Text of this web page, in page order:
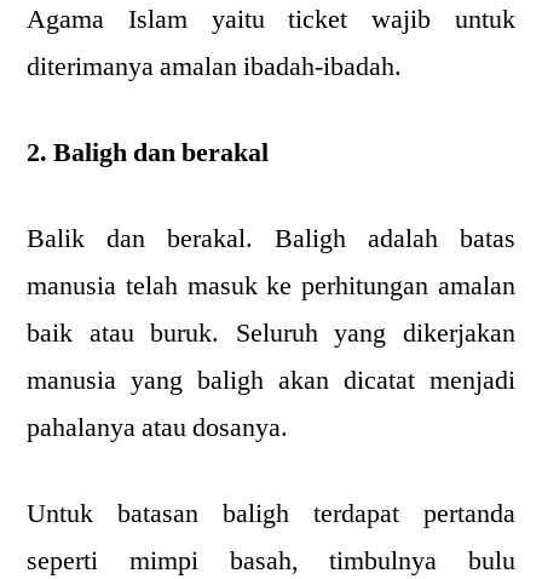
Agama Islam yaitu ticket wajib untuk
diterimanya amalan ibadah-ibadah.
2. Baligh dan berakal
Balik dan berakal. Baligh adalah batas
manusia telah masuk ke perhitungan amalan
baik atau buruk. Seluruh yang dikerjakan
manusia yang baligh akan dicatat menjadi
pahalanya atau dosanya.
Untuk batasan baligh terdapat pertanda
seperti mimpi basah, timbulnya bulu